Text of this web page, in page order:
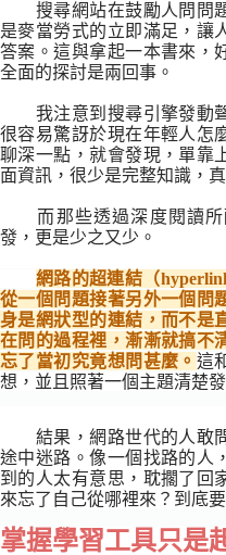
搜尋網站在鼓勵人問問
是麥當勞式的立即滿足，讓
答案。這與拿起一本書來，
全面的探討是兩回事。
我注意到搜尋引擎發動
很容易驚訝於現在年輕人怎
聊深一點，就會發現，單靠
面資訊，很少是完整知識，
而那些透過深度閱讀
發，更是少之又少。
網路的超連結（
從一個問題接著另外一個問
身是網狀型的連結，而不是
在問的過程裡，漸漸就搞不
忘了當初究竟想問甚麼。 這
想，並且照著一個主題清楚
結果，網路世代的人敢
途中迷路。像一個找路的人
到的人太有意思，耽擱了回
來忘了自己從哪裡來？到底
掌握學習工具只是